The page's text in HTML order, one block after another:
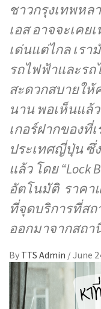
ชาวกรุงเทพห
เอส อาจจะเคย
เด่นแต่ไกล เร
รถไฟฟ้าและร
สะดวกสบายใ
นาน พอเห็นแล้
เกอร์ฝากของที่
ประเทศญี่ปุ่น ซึ่
แล้ว โดย “Lock
อัตโนมัติ ราคา
ที่จุดบริการที่ส
ออกมาจากสถา
By TTS Admin /June